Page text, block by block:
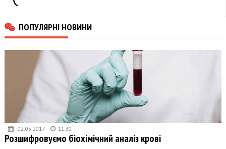
ПОПУЛЯРНІ НОВИНИ
02.05.2017 11:30
Розшифровуємо біохімічний аналіз крові